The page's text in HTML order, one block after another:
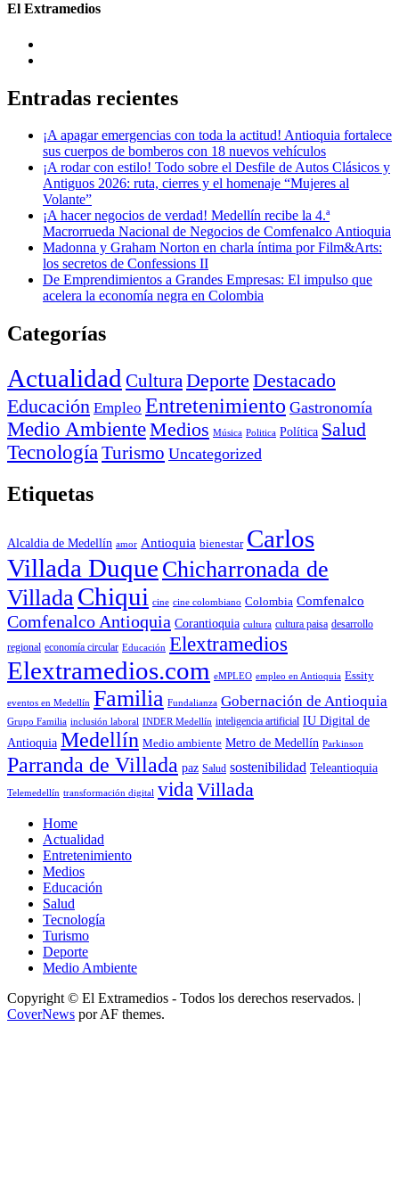
El Extramedios
Entradas recientes
¡A apagar emergencias con toda la actitud! Antioquia fortalece
sus cuerpos de bomberos con 18 nuevos vehículos
¡A rodar con estilo! Todo sobre el Desfile de Autos Clásicos y
Antiguos 2026: ruta, cierres y el homenaje “Mujeres al
Volante”
¡A hacer negocios de verdad! Medellín recibe la 4.ª
Macrorrueda Nacional de Negocios de Comfenalco Antioquia
Madonna y Graham Norton en charla íntima por Film&Arts:
los secretos de Confessions II
De Emprendimientos a Grandes Empresas: El impulso que
acelera la economía negra en Colombia
Categorías
Actualidad CulturaDeporte Destacado
Educación Empleo Entretenimiento Gastronomía
Medio AmbienteMedios Música Politica Política Salud
TecnologíaTurismo Uncategorized
Etiquetas
Alcaldia de Medellín amor Antioquia bienestar Carlos
Villada Duque Chicharronada de
VilladaChiqui cine cine colombiano Colombia Comfenalco
Comfenalco Antioquia Corantioquia cultura cultura paisa desarrollo
regional economía circular Educación Elextramedios
Elextramedios.com eMPLEO empleo en Antioquia Essity
eventos en Medellín Familia Fundalianza Gobernación de Antioquia
Grupo Familia inclusión laboral INDER Medellín inteligencia artificial IU Digital de
Antioquia Medellín Medio ambiente Metro de Medellín Parkinson
Parranda de Villada paz Salud sostenibilidad Teleantioquia
Telemedellín transformación digital vida Villada
Home
Actualidad
Entretenimiento
Medios
Educación
Salud
Tecnología
Turismo
Deporte
Medio Ambiente
Copyright © El Extramedios - Todos los derechos reservados. |
CoverNews por AF themes.